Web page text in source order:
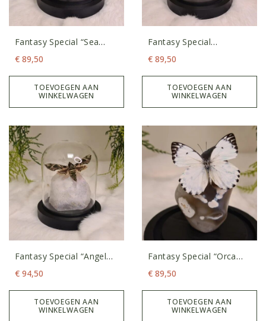
Fantasy Special “Sea
€ 89,50
TOEVOEGEN AAN
WINKELWAGEN
Fantasy Special
€ 89,50
TOEVOEGEN AAN
WINKELWAGEN
Fantasy Special “Angel
Oleanderpijlstaart”
€ 94,50
TOEVOEGEN AAN
WINKELWAGEN
Fantasy Special “Orca
€ 89,50
TOEVOEGEN AAN
WINKELWAGEN